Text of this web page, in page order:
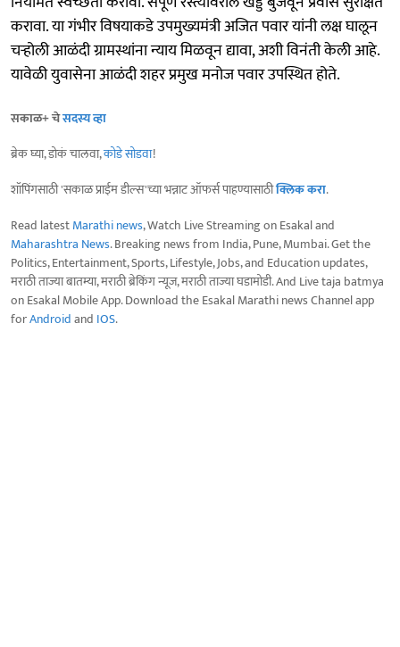
करावा. या गंभीर विषयाकडे उपमुख्यमंत्री अजित पवार यांनी लक्ष घालून
चऱ्होली आळंदी ग्रामस्थांना न्याय मिळवून द्यावा, अशी विनंती केली आहे.
यावेळी युवासेना आळंदी शहर प्रमुख मनोज पवार उपस्थित होते.
सकाळ+ चेसदस्य व्हा
ब्रेक घ्या, डोकं चालवा,कोडे सोडवा!
शॉपिंगसाठी 'सकाळ प्राईम डील्स'च्या भन्नाट ऑफर्स पाहण्यासाठीक्लिक करा.
Read latestMarathi news, Watch Live Streaming on Esakal and
Maharashtra News. Breaking news from India, Pune, Mumbai. Get the
Politics, Entertainment, Sports, Lifestyle, Jobs, and Education updates,
मराठी ताज्या बातम्या, मराठी ब्रेकिंग न्यूज, मराठी ताज्या घडामोडी. And Live taja batmya
on Esakal Mobile App. Download the Esakal Marathi news Channel app
forAndroidand IOS.